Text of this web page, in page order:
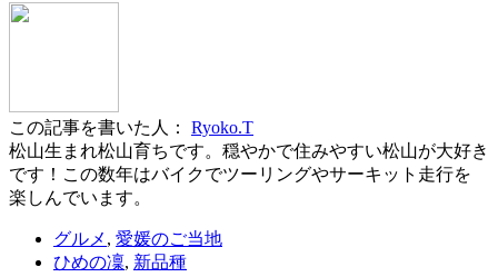
この記事を書いた人：
Ryoko.T
松山生まれ松山育ちです。穏やかで住みやすい松山が大好き
です！この数年はバイクでツーリングやサーキット走行を
楽しんでいます。
グルメ , 愛媛のご当地
ひめの凜, 新品種